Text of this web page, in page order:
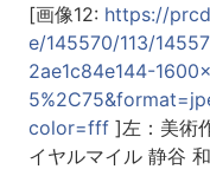
[画像12: https://
e/145570/113/
2ae1c84e144-
color=fff]左：美術
イヤルマイル 静谷